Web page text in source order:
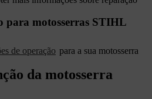
para motosserras STIHL
de operação para a sua motosserra
da motosserra